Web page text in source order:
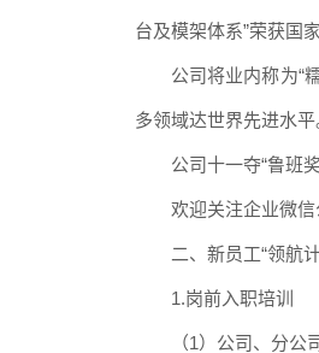
台及模架体系”荣获国
公司将业内称为“
多领域达世界先进水
公司十一夺“鲁班奖
欢迎关注企业微
二、新员工“领航
1.岗前入职培训
（1）公司、分公